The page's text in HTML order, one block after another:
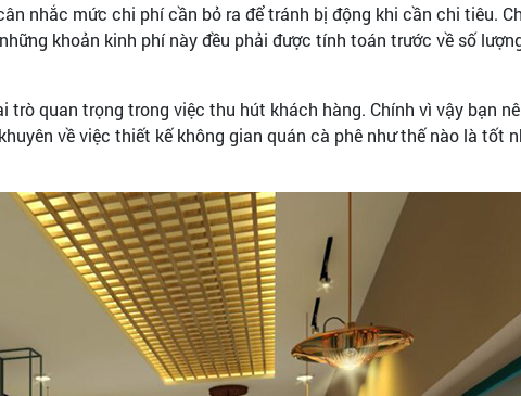
nhắc mức chi phí cần bỏ ra để tránh bị động khi cần chi tiêu.
khoản kinh phí này đều phải được tính toán trước về số
quan trọng trong việc thu hút khách hàng. Chính vì vậy bạn
về việc thiết kế không gian quán cà phê như thế nào là tốt